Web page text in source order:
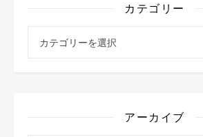
カテゴリー
アーカイブ